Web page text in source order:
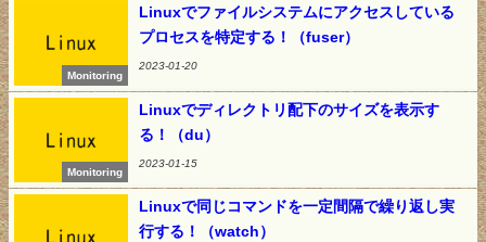
Monitoring
Linuxでファイルシステムにアクセスしている
プロセスを特定する！（fuser）
2023-01-20
Monitoring
Linuxでディレクトリ配下のサイズを表示す
る！（du）
2023-01-15
Linuxで同じコマンドを一定間隔で繰り返し実
行する！（watch）